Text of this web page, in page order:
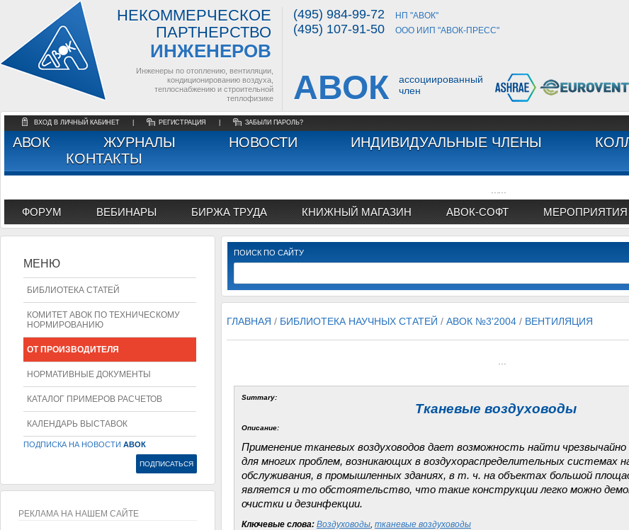
НЕКОММЕРЧЕСКОЕ
ПАРТНЕРСТВО
ИНЖЕНЕРОВ
Инженеры по отоплению, вентиляции,
кондиционированию воздуха,
теплоснабжению и строительной
теплофизике
(495) 984-99-72 НП "АВОК"
(495) 107-91-50 ООО ИИП "АВОК-ПРЕСС"
АВОК
ассоциированный
член
ВХОД В ЛИЧНЫЙ КАБИНЕТ РЕГИСТРАЦИЯ ЗАБЫЛИ ПАРОЛЬ?
АВОК ЖУРНАЛЫ НОВОСТИ ИНДИВИДУАЛЬНЫЕ ЧЛЕНЫ
КОНТАКТЫ
ФОРУМ ВЕБИНАРЫ БИРЖА ТРУДА КНИЖНЫЙ МАГАЗИН АВОК-СОФТ МЕРОПРИЯТИЯ
ПОИСК ПО САЙТУ
ГЛАВНАЯ / БИБЛИОТЕКА НАУЧНЫХ СТАТЕЙ / АВОК №3'2004 / ВЕНТИЛЯЦИЯ
Summary:
Тканевые воздуховоды
Описание:
Применение тканевых воздуховодов дает возможность найти чрезвычайно
для многих проблем, возникающих в воздухораспределительных системах
обслуживания, в промышленных зданиях, в т. ч. на объектах большой
является и то обстоятельство, что такие конструкции легко можно
очистки и дезинфекции.
Ключевые слова: Воздуховоды, тканевые воздуховоды
МЕНЮ
БИБЛИОТЕКА СТАТЕЙ
КОМИТЕТ АВОК ПО ТЕХНИЧЕСКОМУ
НОРМИРОВАНИЮ
ОТ ПРОИЗВОДИТЕЛЯ
НОРМАТИВНЫЕ ДОКУМЕНТЫ
КАТАЛОГ ПРИМЕРОВ РАСЧЕТОВ
КАЛЕНДАРЬ ВЫСТАВОК
ПОДПИСКА НА НОВОСТИ АВОК
РЕКЛАМА НА НАШЕМ САЙТЕ